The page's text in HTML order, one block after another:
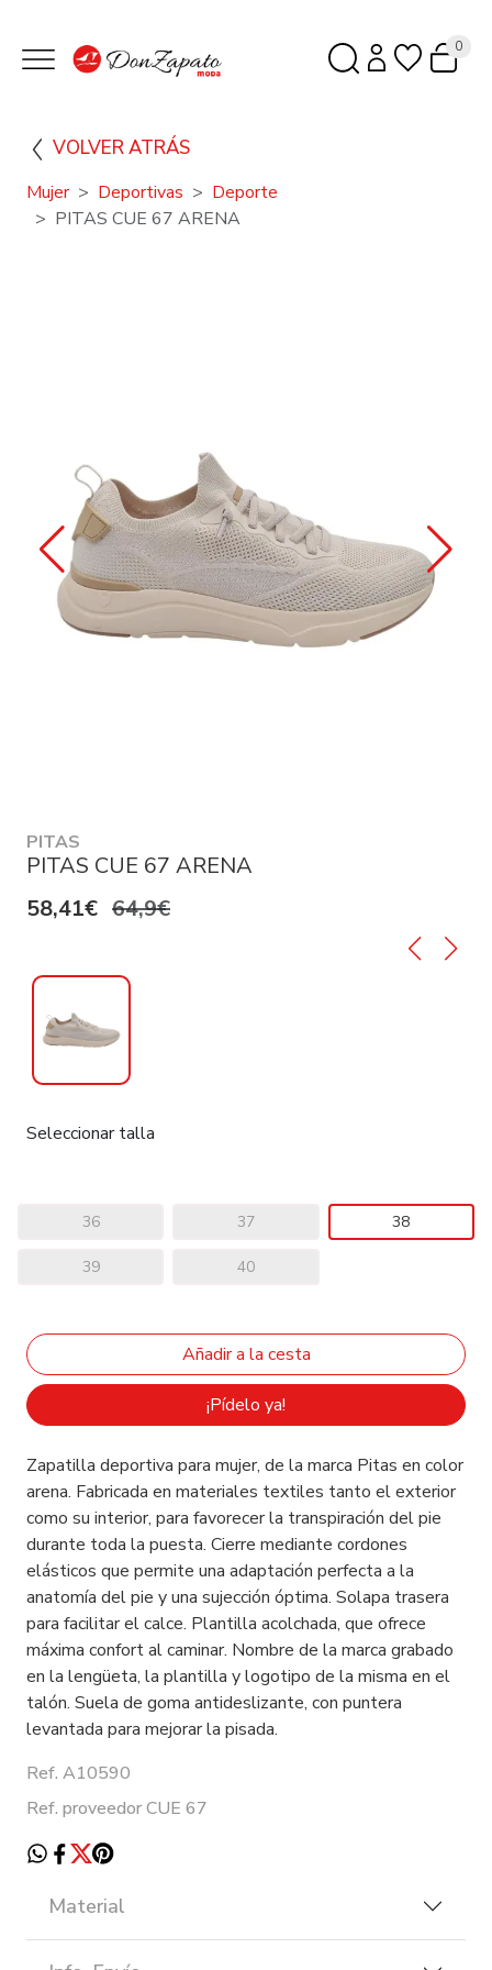
0
VOLVER ATRÁS
Mujer Deportivas
Deporte
PITAS CUE 67 ARENA
PITAS
PITAS CUE 67 ARENA
58,41€ 64,9€
Seleccionar talla
36 37 38
39 40
¡Pídelo ya!
Zapatilla deportiva para mujer, de la marca Pitas en color
arena. Fabricada en materiales textiles tanto el exterior
como su interior, para favorecer la transpiración del pie
durante toda la puesta. Cierre mediante cordones
elásticos que permite una adaptación perfecta a la
anatomía del pie y una sujección óptima. Solapa trasera
para facilitar el calce. Plantilla acolchada, que ofrece
máxima confort al caminar. Nombre de la marca grabado
en la lengüeta, la plantilla y logotipo de la misma en el
talón. Suela de goma antideslizante, con puntera
levantada para mejorar la pisada.
Ref. A10590
Ref. proveedor CUE 67
Material